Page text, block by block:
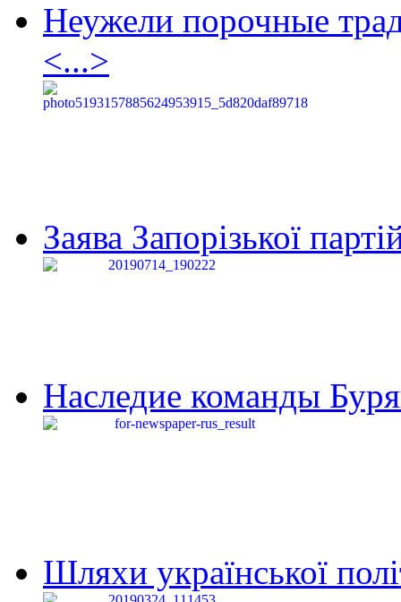
Неужели порочные
<...>
Заява Запорізької
Наследие команды
Шляхи української